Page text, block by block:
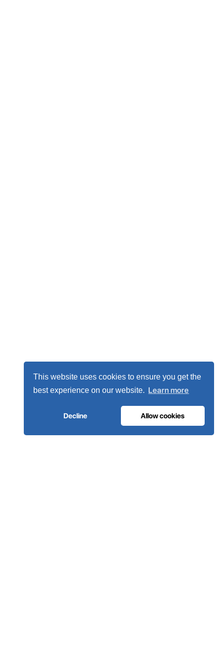
This website uses cookies to ensure you get the
best experience on our website. Learn more
Decline Allow cookies